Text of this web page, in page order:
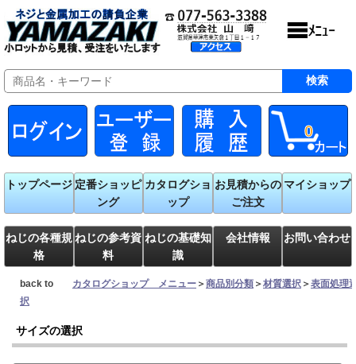
0
トップページ 定番ショッピ
ング
カタログショ
ップ
お見積からの
ご注文
マイショップ
ねじの各種規
格
ねじの参考資
料
ねじの基礎知
識
会社情報 お問い合わせ
back to カタログショップ メニュー ＞商品別分類 ＞材質選択 ＞表面処理
択
サイズの選択